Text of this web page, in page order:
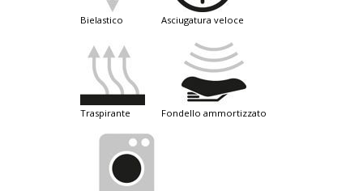
bielastico asciugatura veloce
traspirante fondello ammortizzato